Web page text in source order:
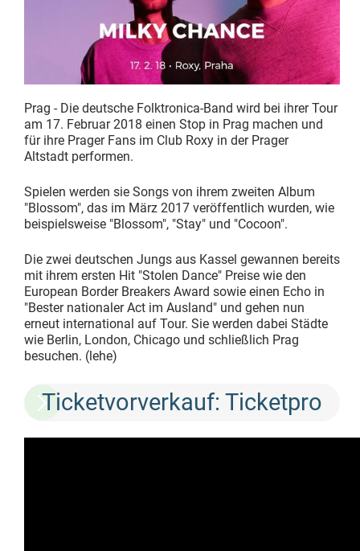
Prag - Die deutsche Folktronica-Band wird bei ihrer Tour
am 17. Februar 2018 einen Stop in Prag machen und
für ihre Prager Fans im Club Roxy in der Prager
Altstadt performen.
Spielen werden sie Songs von ihrem zweiten Album
"Blossom", das im März 2017 veröffentlich wurden, wie
beispielsweise "Blossom", "Stay" und "Cocoon".
Die zwei deutschen Jungs aus Kassel gewannen bereits
mit ihrem ersten Hit "Stolen Dance" Preise wie den
European Border Breakers Award sowie einen Echo in
"Bester nationaler Act im Ausland" und gehen nun
erneut international auf Tour. Sie werden dabei Städte
wie Berlin, London, Chicago und schließlich Prag
besuchen. (lehe)
Ticketvorverkauf: Ticketpro